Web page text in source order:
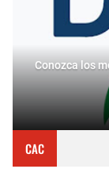
Conozca los
CAC